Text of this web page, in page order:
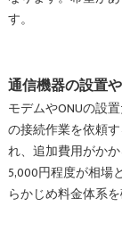
す。
通信機器の設置
モデムやONUの設
の接続作業を依頼
れ、追加費用がか
5,000円程度が相場
らかじめ料金体系